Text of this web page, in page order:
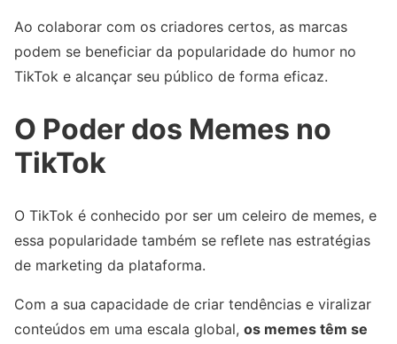
Ao colaborar com os criadores certos, as marcas
podem se beneficiar da popularidade do humor no
TikTok e alcançar seu público de forma eficaz.
O Poder dos Memes no
TikTok
O TikTok é conhecido por ser um celeiro de memes, e
essa popularidade também se reflete nas estratégias
de marketing da plataforma.
Com a sua capacidade de criar tendências e viralizar
conteúdos em uma escala global, os memes têm se